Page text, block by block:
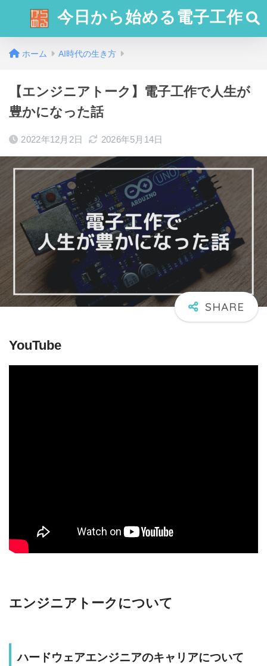
今日から始める電子工作
ホーム AI時代の生き方
【エンジニアトーク】電子工作で人生が
豊かになった話
2022年12月2日 2026年5月14日
YouTube
エンジニアトークについて
ハードウェアエンジニアのキャリアについて